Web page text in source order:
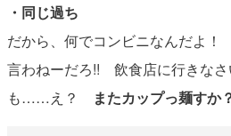
・同じ過ち
だから、何でコンビニなんだよ
言わねーだろ!! 飲食店に行きな
も……え？
またカップっ麺すか